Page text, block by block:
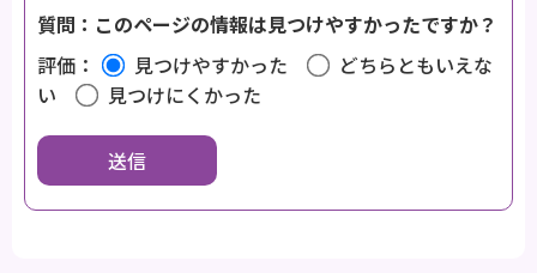
質問：このページの情報は見つけやすかったですか？
評価：
見つけやすかった
どちらともいえな
い
見つけにくかった